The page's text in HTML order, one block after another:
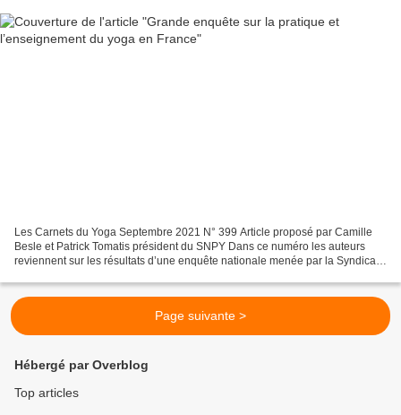
Les Carnets du Yoga Septembre 2021 N° 399 Article proposé par Camille
Besle et Patrick Tomatis président du SNPY Dans ce numéro les auteurs
reviennent sur les résultats d’une enquête nationale menée par la Syndicat
Page suivante >
Hébergé par Overblog
Top articles